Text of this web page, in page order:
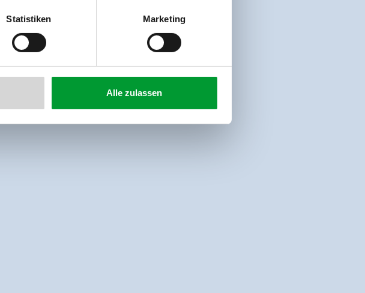
Statistiken Marketing
Alle zulassen